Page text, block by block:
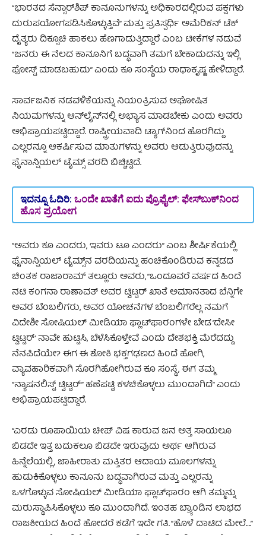
“ಭಾರತದ ಸೆನ್ಸಾರ್‌ಶಿಪ್ ಕಾನೂನುಗಳನ್ನು ಅಧಿಕಾರದಲ್ಲಿರುವ ಪಕ್ಷಗಳು
ದುರುಪಯೋಗಪಡಿಸಿಕೊಳ್ಳುತ್ತಿವೆ” ಮತ್ತು ಪ್ರತಿಸ್ಪರ್ಧಿ ಅಮೆರಿಕನ್ ಟೆಕ್
ದೈತ್ಯರು ದಿಕ್ಸೂಚಿ ಹಾಕಲು ಹೆಣಗಾಡುತ್ತಿದ್ದಾರೆ ಎಂಬ ಟೀಕೆಗಳ ನಡುವೆ
“ಜನರು ಈ ನೆಲದ ಕಾನೂನಿಗೆ ಬದ್ಧವಾಗಿ ತಮಗೆ ಬೇಕಾದುದನ್ನು ಇಲ್ಲಿ
ಪೋಸ್ಟ್ ಮಾಡಬಹುದು” ಎಂದು ಕೂ ಸಂಸ್ಥೆಯ ರಾಧಾಕೃಷ್ಣ ಹೇಳಿದ್ದಾರೆ.
ಸಾರ್ವಜನಿಕ ನಡವಳಿಕೆಯನ್ನು ನಿಯಂತ್ರಿಸುವ ಅಘೋಷಿತ
ನಿಯಮಗಳನ್ನು ಆನ್‌ಲೈನ್‌ನಲ್ಲಿ ಅಭ್ಯಾಸ ಮಾಡಬೇಕು ಎಂದು ಅವರು
ಅಭಿಪ್ರಾಯಪಟ್ಟಿದ್ದಾರೆ. ರಾಷ್ಟ್ರೀಯವಾದಿ ಟ್ಯಾಗ್‌ನಿಂದ ಹೊರಗಿದ್ದು
ಎಲ್ಲರನ್ನೂ ಆಕರ್ಷಿಸುವ ಮಾತುಗಳನ್ನು ಅವರು ಆಡುತ್ತಿರುವುದನ್ನು
ಫೈನಾನ್ಷಿಯಲ್ ಟೈಮ್ಸ್‌ ವರದಿ ಬಿಚ್ಚಿಟ್ಟಿದೆ.
ಇದನ್ನೂ ಓದಿರಿ: ಒಂದೇ ಖಾತೆಗೆ ಐದು ಪ್ರೊಫೈಲ್‌: ಫೇಸ್‌ಬುಕ್‌ನಿಂದ
ಹೊಸ ಪ್ರಯೋಗ
“ಅವರು ಕೂ ಎಂದರು, ಇವರು ಟೂ ಎಂದರು” ಎಂಬ ಶೀರ್ಷಿಕೆಯಲ್ಲಿ
ಫೈನಾನ್ಷಿಯಲ್ ಟೈಮ್ಸ್‌ನ ವರದಿಯನ್ನು ಹಂಚಿಕೊಂಡಿರುವ ಕನ್ನಡದ
ಚಿಂತಕ ರಾಜಾರಾಮ್‌ ತಲ್ಲೂರು ಅವರು, “ಒಂದೂವರೆ ವರ್ಷದ ಹಿಂದೆ
ನಟಿ ಕಂಗನಾ ರಾಣಾವತ್ ಅವರ ಟ್ವಿಟ್ಟರ್ ಖಾತೆ ಅಮಾನತಾದ ಬೆನ್ನಿಗೇ
ಅವರ ಬೆಂಬಲಿಗರು, ಅವರ ಯೋಚನೆಗಳ ಬೆಂಬಲಿಗರೆಲ್ಲ ನಮಗೆ
ವಿದೇಶೀ ಸೋಷಿಯಲ್ ಮೀಡಿಯಾ ಫ್ಲಾಟ್‌ಫಾರಂಗಳೇ ಬೇಡ ‘ದೇಸೀ
ಟ್ವಿಟ್ಟರ್’ ನಾವೇ ಹುಟ್ಟಿಸಿ, ಬೆಳೆಸಿಕೊಳ್ತೇವೆ ಎಂದು ದೇಶಭಕ್ತಿ ಮೆರೆದದ್ದು
ನೆನಪಿದೆಯೇ? ಈಗ ಈ ಶೋಕಿ ಭಕ್ತಗಢಣದ ಹಿಂದೆ ಹೋಗಿ,
ವ್ಯಾವಹಾರಿಕವಾಗಿ ಸೊರಗಿಹೋಗಿರುವ ಕೂ ಸಂಸ್ಥೆ, ಈಗ ತಮ್ಮ
“ನ್ಯಾಷನಲಿಸ್ಟ್ ಟ್ವಿಟ್ಟರ್” ಹಣೆಪಟ್ಟಿ ಕಳಚಿಕೊಳ್ಳಲು ಮುಂದಾಗಿದೆ” ಎಂದು
ಅಭಿಪ್ರಾಯಪಟ್ಟಿದ್ದಾರೆ.
“ಎರಡು ರೂಪಾಯಿಯ ಚೀಪ್ ವಿಷ ಕಾರುವ ಜನ ಅತ್ತ ಸಾಯಲೂ
ಬಿಡದೇ ಇತ್ತ ಬದುಕಲೂ ಬಿಡದೇ ಇರುವುದು ಅರ್ಥ ಆಗಿರುವ
ಹಿನ್ನೆಲೆಯಲ್ಲಿ, ಜಾಹೀರಾತು ಮತ್ತಿತರ ಆದಾಯ ಮೂಲಗಳನ್ನು
ಹುಡುಕಿಕೊಳ್ಳಲು ಕಾನೂನು ಬದ್ಧವಾಗಿರುವ ಮತ್ತು ಎಲ್ಲರನ್ನು
ಒಳಗೊಳ್ಳುವ ಸೋಷಿಯಲ್ ಮೀಡಿಯಾ ಫ್ಲಾಟ್‌ಫಾರಂ ಆಗಿ ತಮ್ಮನ್ನು
ಮರುಸ್ಥಾಪಿಸಿಕೊಳ್ಳಲು ಕೂ ಮುಂದಾಗಿದೆ. ಇಂತಹ ಬ್ರ್ಯಾಂಡಿನ ಲಾಭದ
ರಾಜಕೀಯದ ಹಿಂದೆ ಹೋದರೆ ಕಡೆಗೆ ಇದೇ ಗತಿ. “ಹೊಳೆ ದಾಟಿದ ಮೇಲೆ….”